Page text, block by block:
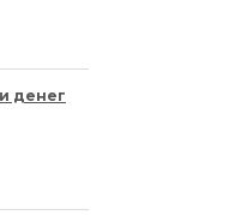
денег